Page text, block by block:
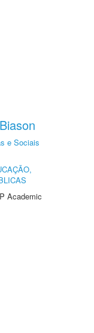
e Sociais
Academic